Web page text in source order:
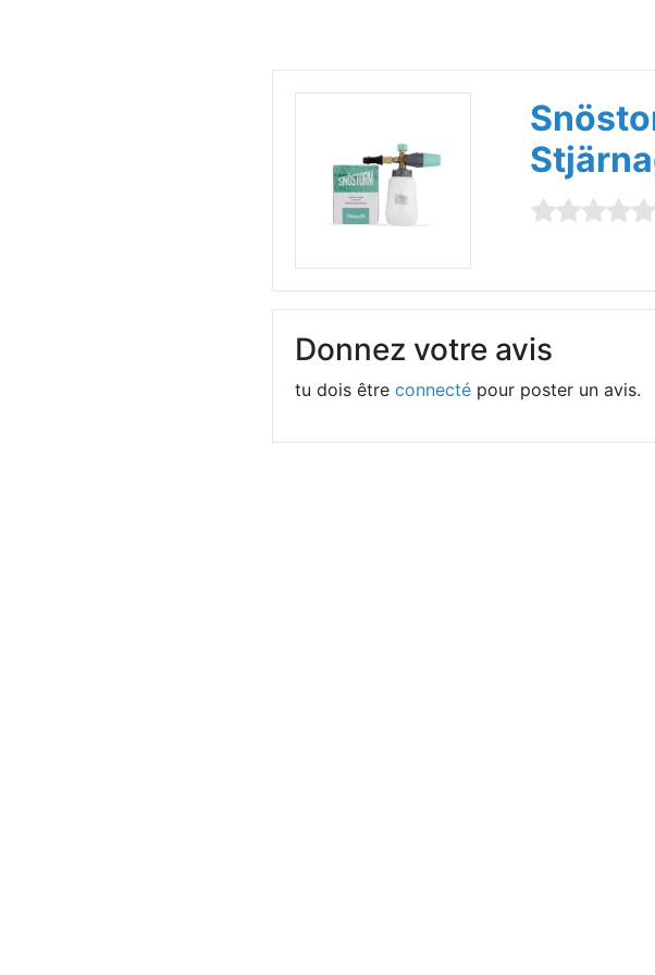
Donnez votre avis
tu dois êtreconnecté pour poster un avis.